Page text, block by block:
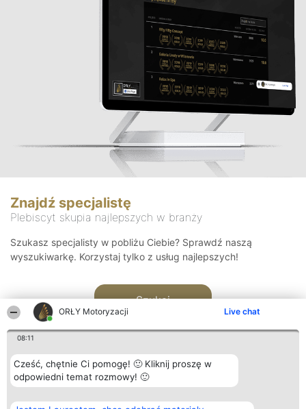
ORŁY Motoryzacji Live chat
08:11
Cześć, chętnie Ci pomogę! 🙂 Kliknij proszę w
odpowiedni temat rozmowy! 🙂
Znajdź specjalistę
Plebiscyt skupia najlepszych w branży
Szukasz specjalisty w pobliżu Ciebie? Sprawdź naszą
wyszukiwarkę. Korzystaj tylko z usług najlepszych!
Szukaj
Organizator plebiscytu Plebiscyt Kontakt